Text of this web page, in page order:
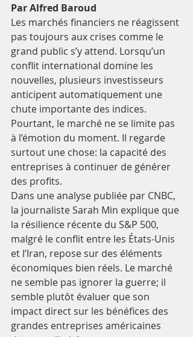
Par Alfred Baroud
Les marchés financiers ne réagissent
pas toujours aux crises comme le
grand public s’y attend. Lorsqu’un
conflit international domine les
nouvelles, plusieurs investisseurs
anticipent automatiquement une
chute importante des indices.
Pourtant, le marché ne se limite pas
à l’émotion du moment. Il regarde
surtout une chose: la capacité des
entreprises à continuer de générer
des profits.
Dans une analyse publiée par CNBC,
la journaliste Sarah Min explique que
la résilience récente du S&P 500,
malgré le conflit entre les États-Unis
et l’Iran, repose sur des éléments
économiques bien réels. Le marché
ne semble pas ignorer la guerre; il
semble plutôt évaluer que son
impact direct sur les bénéfices des
grandes entreprises américaines